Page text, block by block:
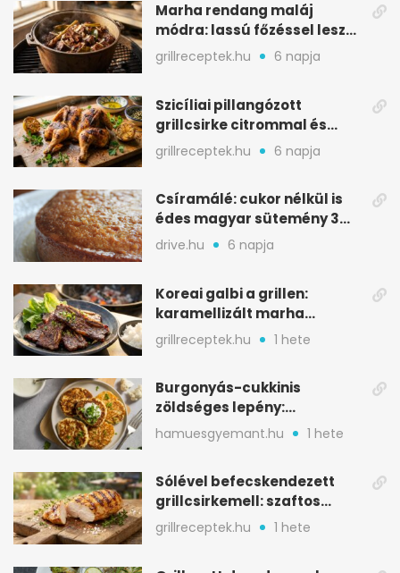
Marha rendang maláj
módra: lassú főzéssel lesz
igazán szaftos
grillreceptek.hu 6 napja
Szicíliai pillangózott
grillcsirke citrommal és
oregánóval
grillreceptek.hu 6 napja
Csíramálé: cukor nélkül is
édes magyar sütemény 3
alapanyagból
drive.hu 6 napja
Koreai galbi a grillen:
karamellizált marha
rövidborda gyorsan
grillreceptek.hu 1 hete
Burgonyás-cukkinis
zöldséges lepény:
aranybarna, szaftos, hús
nélkül is
hamuesgyemant.hu 1 hete
Sólével befecskendezett
grillcsirkemell: szaftos
marad, nem szárad ki
grillreceptek.hu 1 hete